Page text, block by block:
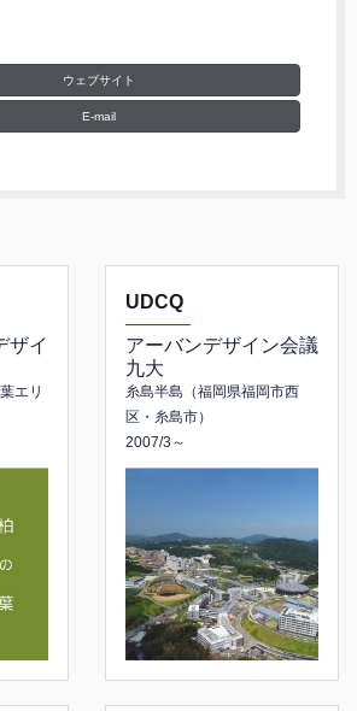
ウェブサイト
E-mail
ザイ
エリ
UDCQ
アーバンデザイン会議
九大
糸島半島（福岡県福岡市西
区・糸島市）
2007/3～